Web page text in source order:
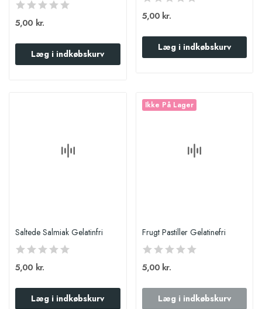
5,00 kr.
Læg i indkøbskurv
5,00 kr.
Læg i indkøbskurv
Saltede Salmiak Gelatinfri
5,00 kr.
Læg i indkøbskurv
Ikke På Lager
Frugt Pastiller Gelatinefri
5,00 kr.
Læg i indkøbskurv